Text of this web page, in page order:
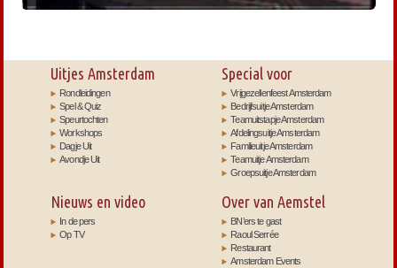
Uitjes Amsterdam
Rondleidingen
Spel & Quiz
Speurtochten
Workshops
Dagje Uit
Avondje Uit
Special voor
Vrijgezellenfeest Amsterdam
Bedrijfsuitje Amsterdam
Teamuitstapje Amsterdam
Afdelingsuitje Amsterdam
Familieuitje Amsterdam
Teamuitje Amsterdam
Groepsuitje Amsterdam
Nieuws en video
In de pers
Op TV
Over van Aemstel
BN’ers te gast
Raoul Serrée
Restaurant
Amsterdam Events